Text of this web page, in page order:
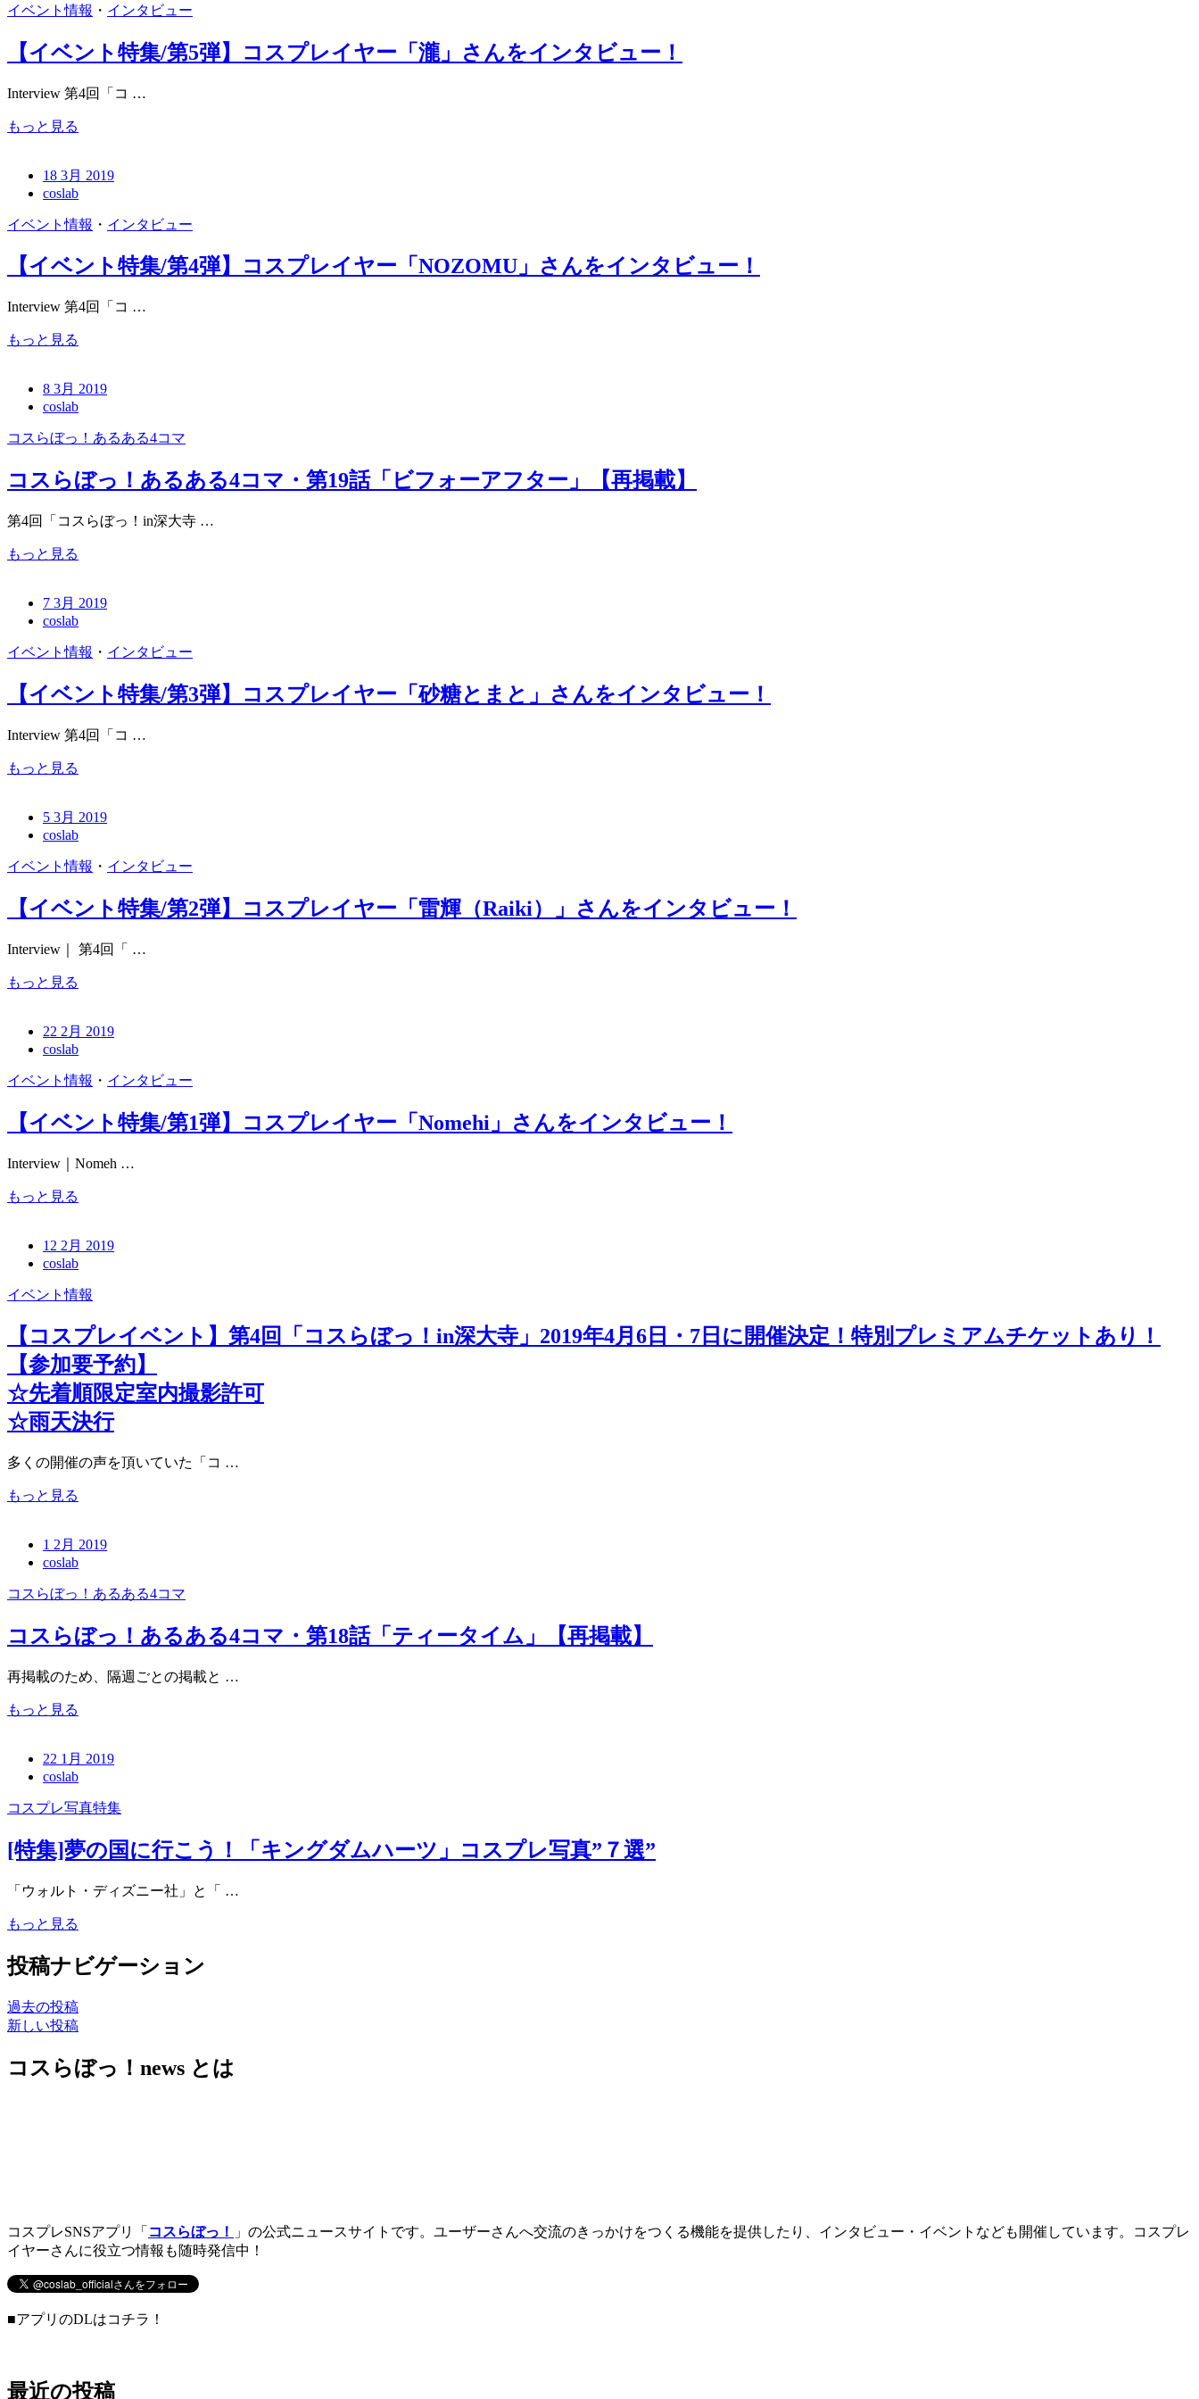
イベント情報 ・ インタビュー
【イベント特集/第5弾】コスプレイヤー「瀧」さんをインタビュー！
Interview 第4回「コ …
もっと見る
18 3月 2019
coslab
イベント情報 ・ インタビュー
【イベント特集/第4弾】コスプレイヤー「NOZOMU」さんをインタビュー！
Interview 第4回「コ …
もっと見る
8 3月 2019
coslab
コスらぼっ！あるある4コマ
コスらぼっ！あるある4コマ・第19話「ビフォーアフター」【再掲載】
第4回「コスらぼっ！in深大寺 …
もっと見る
7 3月 2019
coslab
イベント情報 ・ インタビュー
【イベント特集/第3弾】コスプレイヤー「砂糖とまと」さんをインタビュー！
Interview 第4回「コ …
もっと見る
5 3月 2019
coslab
イベント情報 ・ インタビュー
【イベント特集/第2弾】コスプレイヤー「雷輝（Raiki）」さんをインタビュー！
Interview｜ 第4回「 …
もっと見る
22 2月 2019
coslab
イベント情報 ・ インタビュー
【イベント特集/第1弾】コスプレイヤー「Nomehi」さんをインタビュー！
Interview｜Nomeh …
もっと見る
12 2月 2019
coslab
イベント情報
【コスプレイベント】第4回「コスらぼっ！in深大寺」2019年4月6日・7日に開催決定！特別プレミアムチケットあり！
【参加要予約】
☆先着順限定室内撮影許可
☆雨天決行
多くの開催の声を頂いていた「コ …
もっと見る
1 2月 2019
coslab
コスらぼっ！あるある4コマ
コスらぼっ！あるある4コマ・第18話「ティータイム」【再掲載】
再掲載のため、隔週ごとの掲載と …
もっと見る
22 1月 2019
coslab
コスプレ写真特集
[特集]夢の国に行こう！「キングダムハーツ」コスプレ写真”７選”
「ウォルト・ディズニー社」と「 …
もっと見る
投稿ナビゲーション
過去の投稿
新しい投稿
コスらぼっ！news とは
コスプレSNSアプリ「 コスらぼっ！
」の公式ニュースサイトです。ユーザーさんへ交流のきっかけをつくる機能を提供したり、インタビュー・イベントなども開催しています。コスプレ
イヤーさんに役立つ情報も随時発信中！
■アプリのDLはコチラ！
最近の投稿